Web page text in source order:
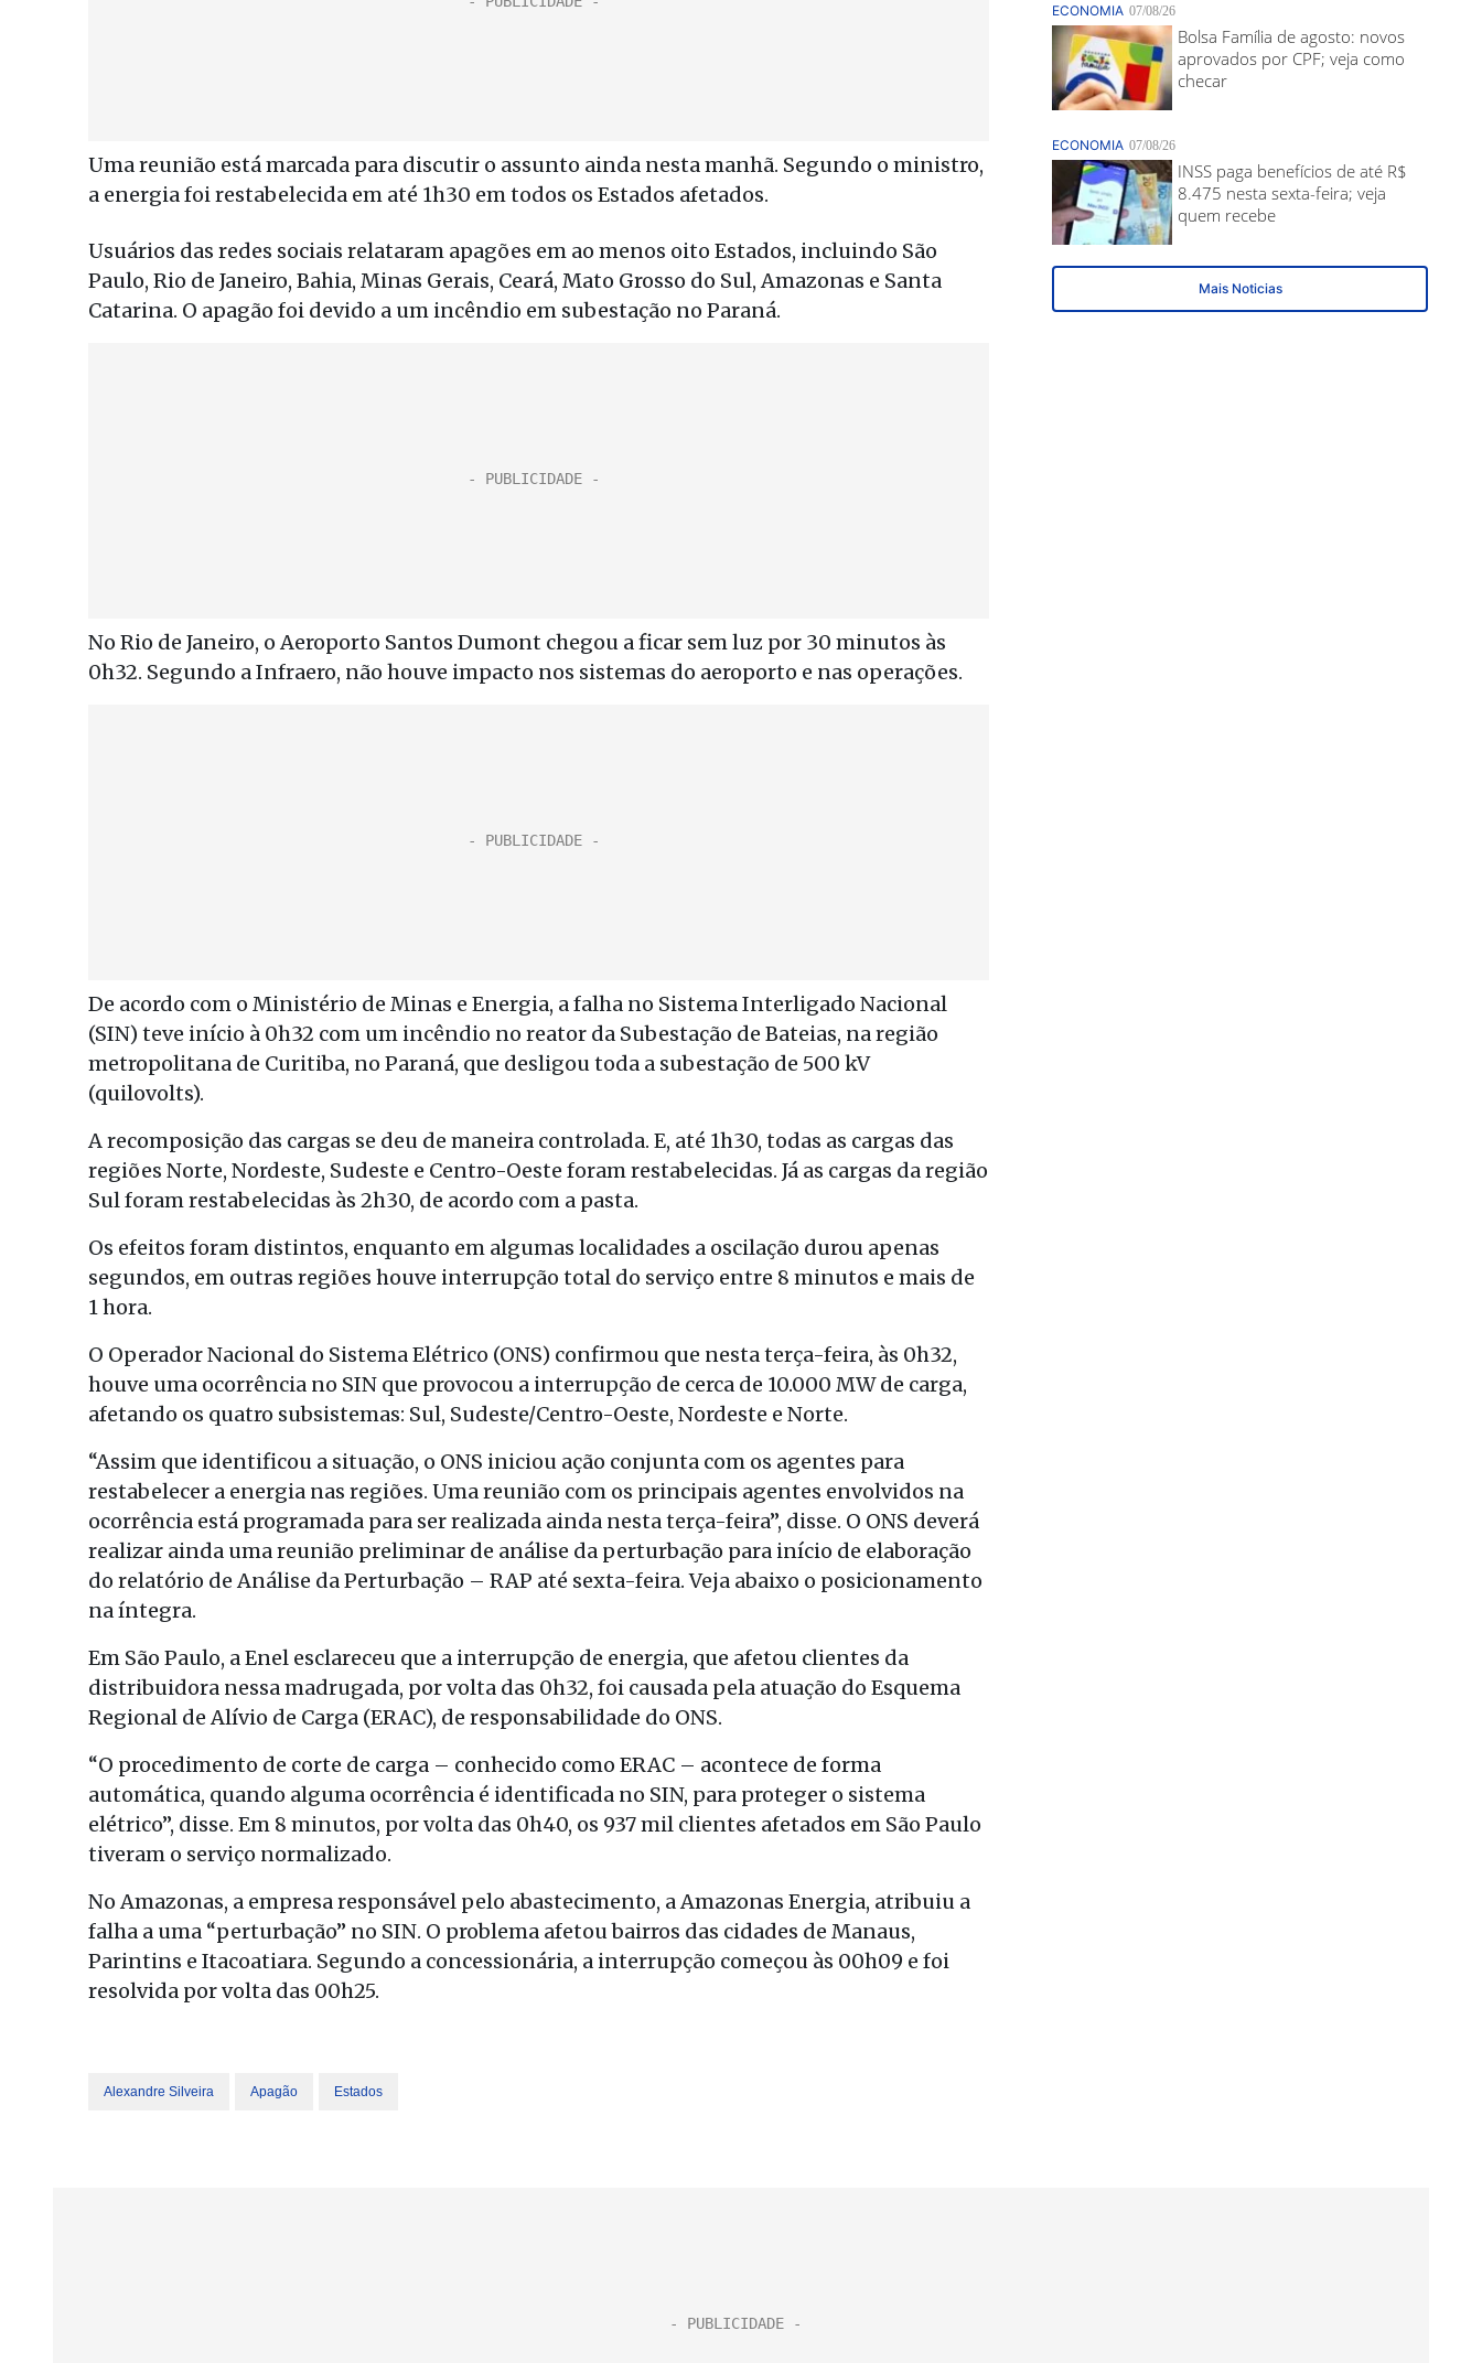
Uma reunião está marcada para discutir o assunto ainda nesta manhã. Segundo o ministro,
a energia foi restabelecida em até 1h30 em todos os Estados afetados.
Usuários das redes sociais relataram apagões em ao menos oito Estados, incluindo São
Paulo, Rio de Janeiro, Bahia, Minas Gerais, Ceará, Mato Grosso do Sul, Amazonas e Santa
Catarina. O apagão foi devido a um incêndio em subestação no Paraná.
No Rio de Janeiro, o Aeroporto Santos Dumont chegou a ficar sem luz por 30 minutos às
0h32. Segundo a Infraero, não houve impacto nos sistemas do aeroporto e nas operações.
De acordo com o Ministério de Minas e Energia, a falha no Sistema Interligado Nacional
(SIN) teve início à 0h32 com um incêndio no reator da Subestação de Bateias, na região
metropolitana de Curitiba, no Paraná, que desligou toda a subestação de 500 kV
(quilovolts).
A recomposição das cargas se deu de maneira controlada. E, até 1h30, todas as cargas das
regiões Norte, Nordeste, Sudeste e Centro-Oeste foram restabelecidas. Já as cargas da região
Sul foram restabelecidas às 2h30, de acordo com a pasta.
Os efeitos foram distintos, enquanto em algumas localidades a oscilação durou apenas
segundos, em outras regiões houve interrupção total do serviço entre 8 minutos e mais de
1 hora.
O Operador Nacional do Sistema Elétrico (ONS) confirmou que nesta terça-feira, às 0h32,
houve uma ocorrência no SIN que provocou a interrupção de cerca de 10.000 MW de carga,
afetando os quatro subsistemas: Sul, Sudeste/Centro-Oeste, Nordeste e Norte.
“Assim que identificou a situação, o ONS iniciou ação conjunta com os agentes para
restabelecer a energia nas regiões. Uma reunião com os principais agentes envolvidos na
ocorrência está programada para ser realizada ainda nesta terça-feira”, disse. O ONS deverá
realizar ainda uma reunião preliminar de análise da perturbação para início de elaboração
do relatório de Análise da Perturbação – RAP até sexta-feira. Veja abaixo o posicionamento
na íntegra.
Em São Paulo, a Enel esclareceu que a interrupção de energia, que afetou clientes da
distribuidora nessa madrugada, por volta das 0h32, foi causada pela atuação do Esquema
Regional de Alívio de Carga (ERAC), de responsabilidade do ONS.
“O procedimento de corte de carga – conhecido como ERAC – acontece de forma
automática, quando alguma ocorrência é identificada no SIN, para proteger o sistema
elétrico”, disse. Em 8 minutos, por volta das 0h40, os 937 mil clientes afetados em São Paulo
tiveram o serviço normalizado.
No Amazonas, a empresa responsável pelo abastecimento, a Amazonas Energia, atribuiu a
falha a uma “perturbação” no SIN. O problema afetou bairros das cidades de Manaus,
Parintins e Itacoatiara. Segundo a concessionária, a interrupção começou às 00h09 e foi
resolvida por volta das 00h25.
Alexandre Silveira Apagão Estados